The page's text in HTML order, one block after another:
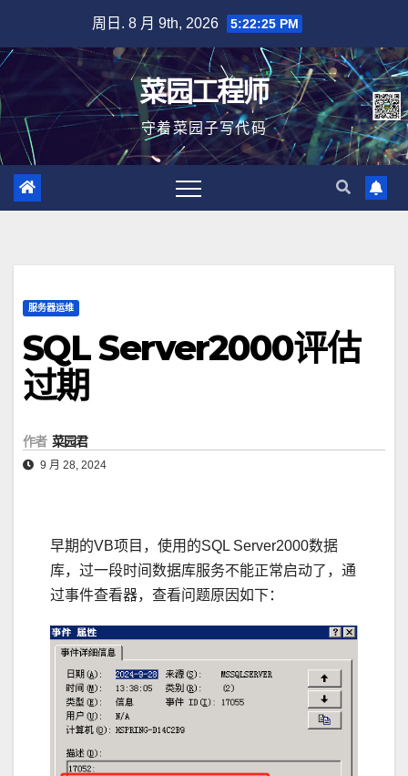
内
容
周日. 8 月 9th, 2026 5:22:26 PM
菜园工程师
守着菜园子写代码
服务器运维
SQL Server2000评估
过期
作者 菜园君
9 月 28, 2024
早期的VB项目，使用的SQL Server2000数据
库，过一段时间数据库服务不能正常启动了，通
过事件查看器，查看问题原因如下：